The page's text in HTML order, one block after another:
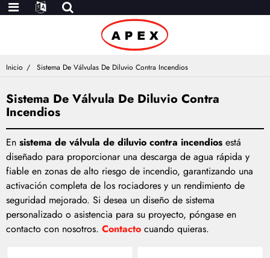
Inicio Sistema De Válvulas De Diluvio Contra Incendios
Sistema De Válvula De Diluvio Contra
Incendios
En sistema de válvula de diluvio contra incendios está
diseñado para proporcionar una descarga de agua rápida y
fiable en zonas de alto riesgo de incendio, garantizando una
activación completa de los rociadores y un rendimiento de
seguridad mejorado. Si desea un diseño de sistema
personalizado o asistencia para su proyecto, póngase en
contacto con nosotros. Contacto cuando quieras.